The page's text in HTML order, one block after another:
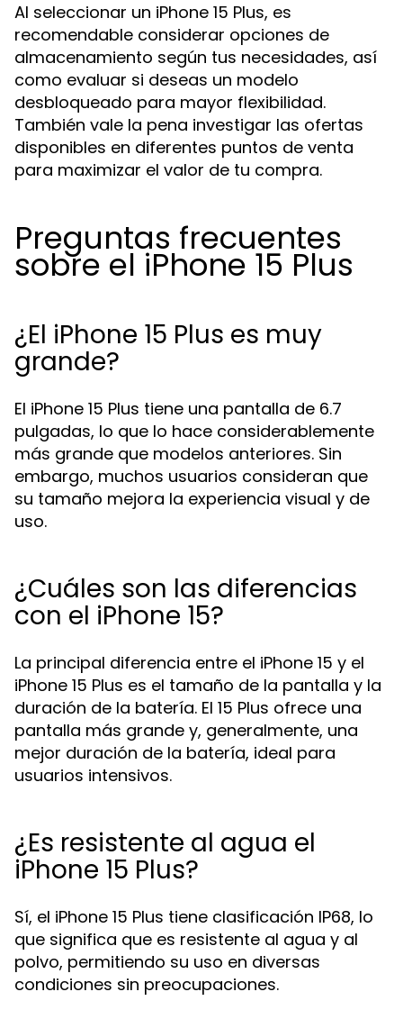
Al seleccionar un iPhone 15 Plus, es
recomendable considerar opciones de
almacenamiento según tus necesidades, así
como evaluar si deseas un modelo
desbloqueado para mayor flexibilidad.
También vale la pena investigar las ofertas
disponibles en diferentes puntos de venta
para maximizar el valor de tu compra.
Preguntas frecuentes
sobre el iPhone 15 Plus
¿El iPhone 15 Plus es muy
grande?
El iPhone 15 Plus tiene una pantalla de 6.7
pulgadas, lo que lo hace considerablemente
más grande que modelos anteriores. Sin
embargo, muchos usuarios consideran que
su tamaño mejora la experiencia visual y de
uso.
¿Cuáles son las diferencias
con el iPhone 15?
La principal diferencia entre el iPhone 15 y el
iPhone 15 Plus es el tamaño de la pantalla y la
duración de la batería. El 15 Plus ofrece una
pantalla más grande y, generalmente, una
mejor duración de la batería, ideal para
usuarios intensivos.
¿Es resistente al agua el
iPhone 15 Plus?
Sí, el iPhone 15 Plus tiene clasificación IP68, lo
que significa que es resistente al agua y al
polvo, permitiendo su uso en diversas
condiciones sin preocupaciones.